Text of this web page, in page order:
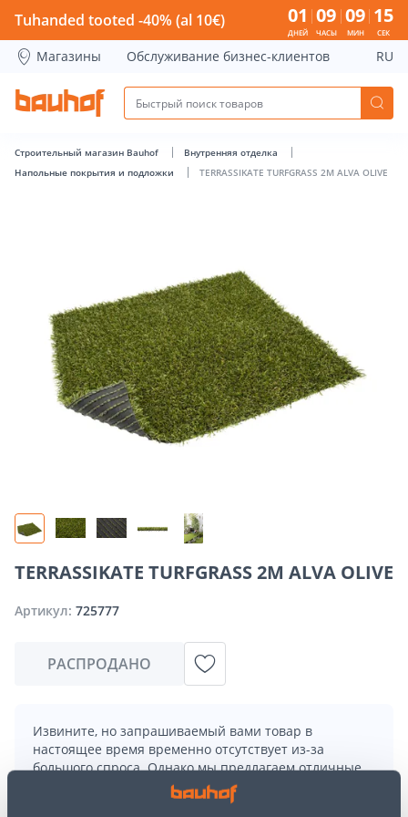
TERRASSIKATE TURFGRASS 2M ALVA OLIVE - Bauhof has
Tuhanded tooted -40% (al 10€) 01
ДНЕЙ
09
ЧАСЫ
09
МИН
14
СЕК
Магазины Обслуживание бизнес-клиентов RU
Строительный магазин Bauhof
Внутренняя отделка
Напольные покрытия и подложки
TERRASSIKATE TURFGRASS 2M ALVA OLIVE
TERRASSIKATE TURFGRASS 2M ALVA OLIVE
Артикул: 725777
РАСПРОДАНО
Извините, но запрашиваемый вами товар в
настоящее время временно отсутствует из-за
большого спроса. Однако мы предлагаем отличные
альтернативы из той жекатегории товаров
могут вам понравиться!